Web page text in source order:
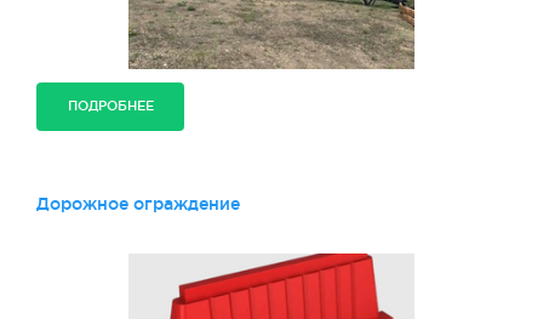
ПОДРОБНЕЕ
Дорожное ограждение